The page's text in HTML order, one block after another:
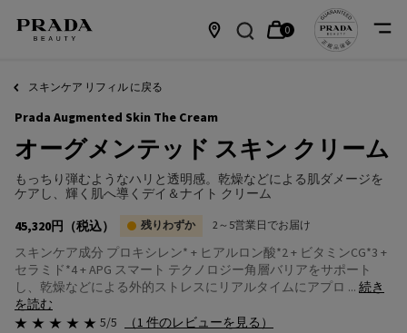
情
報
0
0 カート内の製品
スキンケア リフィル に戻る
Prada Augmented Skin The Cream
オーグメンテッド スキン クリーム
もっちり弾むようなハリと透明感。乾燥などによる肌ダメージを
ケアし、輝く肌へ導くデイ＆ナイト クリーム
45,320円 （税込） 残りわずか 2～5営業日でお届け
スキンケア成分 プロキシレン* + ヒアルロン酸*2 + ビタミンCG*3 +
セラミド*4 + APG スマート テクノロジー角層バリアをサポート
し、乾燥などによる外的ストレスにリアルタイムにアプロ ... 続き
を読む
5/5 （1 件のレビューを見る）